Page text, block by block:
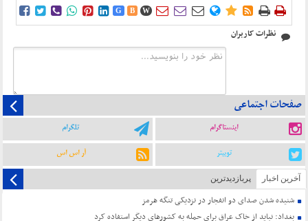
      G B W        
نظرات کاربران
صفحات اجتماعی
اینستاگرام تلگرام
توییتر آر اس اس
آخرین اخبار پربازدیدترین
شنیده شدن صدای دو انفجار در نزدیکی تنگه هرمز
بغداد: نباید از خاک عراق برای حمله به کشورهای دیگر استفاده کرد